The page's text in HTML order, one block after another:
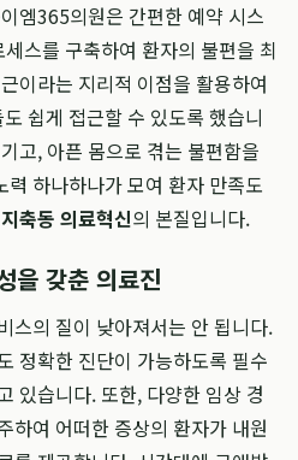
엠365의원은 간편한 예약 시스
스를 구축하여 환자의 불편을 최
이라는 지리적 이점을 활용하여
쉽게 접근할 수 있도록 했습니
고, 아픈 몸으로 겪는 불편함을
하나하나가 모여 환자 만족도
지축동 의료혁신의 본질입니다.
을 갖춘 의료진
스의 질이 낮아져서는 안 됩니다.
정확한 진단이 가능하도록 필수
있습니다. 또한, 다양한 임상 경
하여 어떠한 증상의 환자가 내원